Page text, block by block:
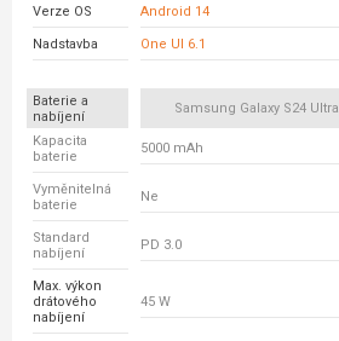
Verze OS Android 14
Nadstavba One UI 6.1
Baterie a
nabíjení
Samsung Galaxy S24 Ultra
Kapacita
baterie
5000 mAh
Vyměnitelná
baterie
Ne
Standard
nabíjení
PD 3.0
Max. výkon
drátového
nabíjení
45 W